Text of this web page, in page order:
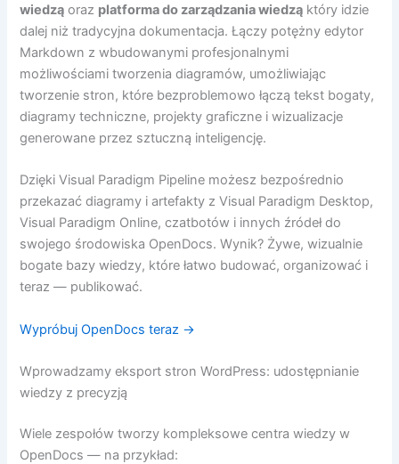
wiedzą oraz platforma do zarządzania wiedzą który idzie
dalej niż tradycyjna dokumentacja. Łączy potężny edytor
Markdown z wbudowanymi profesjonalnymi
możliwościami tworzenia diagramów, umożliwiając
tworzenie stron, które bezproblemowo łączą tekst bogaty,
diagramy techniczne, projekty graficzne i wizualizacje
generowane przez sztuczną inteligencję.
Dzięki Visual Paradigm Pipeline możesz bezpośrednio
przekazać diagramy i artefakty z Visual Paradigm Desktop,
Visual Paradigm Online, czatbotów i innych źródeł do
swojego środowiska OpenDocs. Wynik? Żywe, wizualnie
bogate bazy wiedzy, które łatwo budować, organizować i
teraz — publikować.
Wypróbuj OpenDocs teraz →
Wprowadzamy eksport stron WordPress: udostępnianie
wiedzy z precyzją
Wiele zespołów tworzy kompleksowe centra wiedzy w
OpenDocs — na przykład: